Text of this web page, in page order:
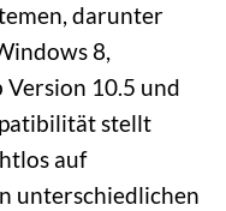
darunter
8,
Version 10.5 und
stellt
auf
unterschiedlichen